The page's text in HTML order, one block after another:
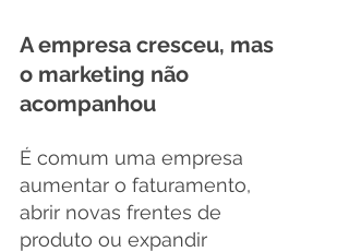
A empresa cresceu, mas
o marketing não
acompanhou
É comum uma empresa
aumentar o faturamento,
abrir novas frentes de
produto ou expandir